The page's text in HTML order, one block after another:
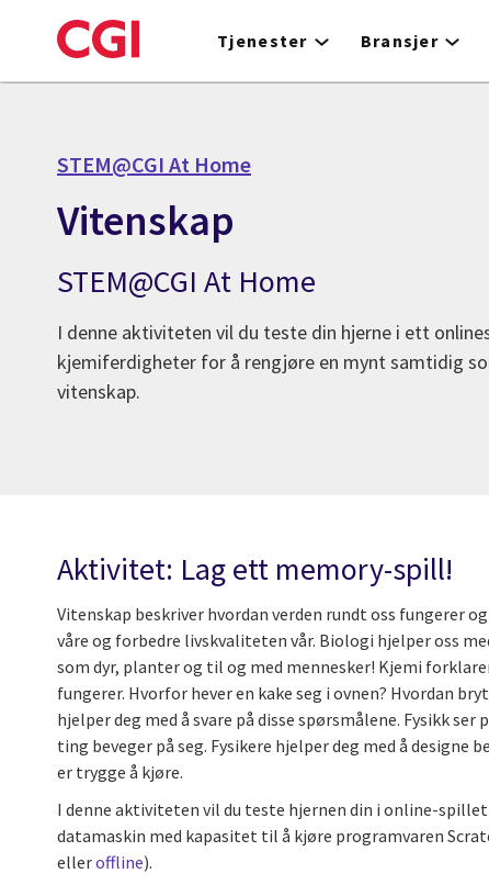
to
Tjenester Bransjer
STEM@CGI At Home
Vitenskap
STEM@CGI At Home
I denne aktiviteten vil du teste din hjerne i ett
kjemiferdigheter for å rengjøre en mynt samtidig
vitenskap.
Aktivitet: Lag ett memory-spill!
Vitenskap beskriver hvordan verden rundt oss fungerer
våre og forbedre livskvaliteten vår. Biologi hjelper oss
som dyr, planter og til og med mennesker! Kjemi
fungerer. Hvorfor hever en kake seg i ovnen? Hvordan
hjelper deg med å svare på disse spørsmålene. Fysikk
ting beveger på seg. Fysikere hjelper deg med å designe
er trygge å kjøre.
I denne aktiviteten vil du teste hjernen din i online-
datamaskin med kapasitet til å kjøre programvaren
elleroffline).